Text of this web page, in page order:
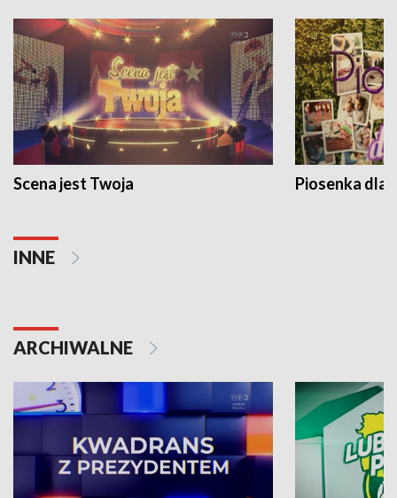
Scena jest Twoja Piosenka dla
INNE
ARCHIWALNE